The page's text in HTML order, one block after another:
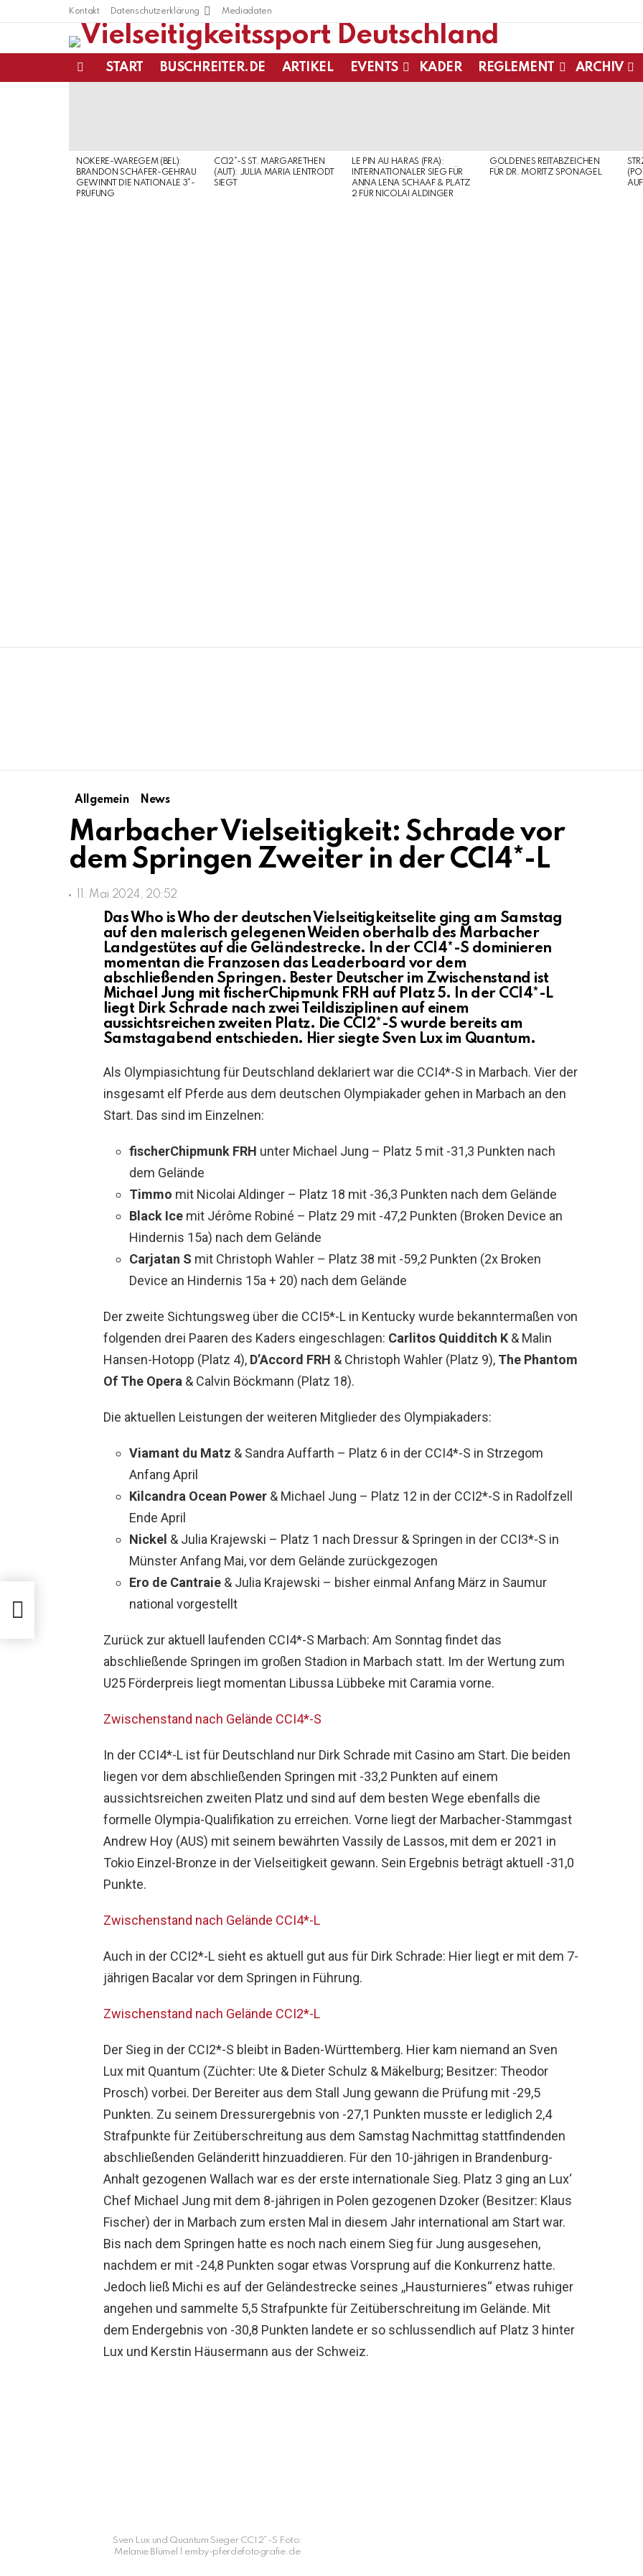
Kontakt Datenschutzerklärung Mediadaten
START BUSCHREITER.DE ARTIKEL EVENTS KADER REGLEMENT ARCHIV
NOKERE-WAREGEM (BEL):
BRANDON SCHÄFER-GEHRAU
GEWINNT DIE NATIONALE 3*-
PRÜFUNG
CCI2*-S ST. MARGARETHEN
(AUT): JULIA MARIA LENTRODT
SIEGT
LE PIN AU HARAS (FRA):
INTERNATIONALER SIEG FÜR
ANNA LENA SCHAAF & PLATZ
2 FÜR NICOLAI ALDINGER
GOLDENES REITABZEICHEN
FÜR DR. MORITZ SPONAGEL
Allgemein News
Marbacher Vielseitigkeit: Schrade vor
dem Springen Zweiter in der CCI4*-L
11. Mai 2024, 20:52
Das Who is Who der deutschen Vielseitigkeitselite ging am Samstag
auf den malerisch gelegenen Weiden oberhalb des Marbacher
Landgestütes auf die Geländestrecke. In der CCI4*-S dominieren
momentan die Franzosen das Leaderboard vor dem
abschließenden Springen. Bester Deutscher im Zwischenstand ist
Michael Jung mit fischerChipmunk FRH auf Platz 5. In der CCI4*-L
liegt Dirk Schrade nach zwei Teildisziplinen auf einem
aussichtsreichen zweiten Platz. Die CCI2*-S wurde bereits am
Samstagabend entschieden. Hier siegte Sven Lux im Quantum.
Als Olympiasichtung für Deutschland deklariert war die CCI4*-S in Marbach. Vier der
insgesamt elf Pferde aus dem deutschen Olympiakader gehen in Marbach an den
Start. Das sind im Einzelnen:
fischerChipmunk FRH unter Michael Jung – Platz 5 mit -31,3 Punkten nach
dem Gelände
Timmo mit Nicolai Aldinger – Platz 18 mit -36,3 Punkten nach dem Gelände
Black Ice mit Jérôme Robiné – Platz 29 mit -47,2 Punkten (Broken Device an
Hindernis 15a) nach dem Gelände
Carjatan S mit Christoph Wahler – Platz 38 mit -59,2 Punkten (2x Broken
Device an Hindernis 15a + 20) nach dem Gelände
Der zweite Sichtungsweg über die CCI5*-L in Kentucky wurde bekanntermaßen von
folgenden drei Paaren des Kaders eingeschlagen: Carlitos Quidditch K & Malin
Hansen-Hotopp (Platz 4), D’Accord FRH & Christoph Wahler (Platz 9), The Phantom
Of The Opera & Calvin Böckmann (Platz 18).
Die aktuellen Leistungen der weiteren Mitglieder des Olympiakaders:
Viamant du Matz & Sandra Auffarth – Platz 6 in der CCI4*-S in Strzegom
Anfang April
Kilcandra Ocean Power & Michael Jung – Platz 12 in der CCI2*-S in Radolfzell
Ende April
Nickel & Julia Krajewski – Platz 1 nach Dressur & Springen in der CCI3*-S in
Münster Anfang Mai, vor dem Gelände zurückgezogen
Ero de Cantraie & Julia Krajewski – bisher einmal Anfang März in Saumur
national vorgestellt
Zurück zur aktuell laufenden CCI4*-S Marbach: Am Sonntag findet das
abschließende Springen im großen Stadion in Marbach statt. Im der Wertung zum
U25 Förderpreis liegt momentan Libussa Lübbeke mit Caramia vorne.
Zwischenstand nach Gelände CCI4*-S
In der CCI4*-L ist für Deutschland nur Dirk Schrade mit Casino am Start. Die beiden
liegen vor dem abschließenden Springen mit -33,2 Punkten auf einem
aussichtsreichen zweiten Platz und sind auf dem besten Wege ebenfalls die
formelle Olympia-Qualifikation zu erreichen. Vorne liegt der Marbacher-Stammgast
Andrew Hoy (AUS) mit seinem bewährten Vassily de Lassos, mit dem er 2021 in
Tokio Einzel-Bronze in der Vielseitigkeit gewann. Sein Ergebnis beträgt aktuell -31,0
Punkte.
Zwischenstand nach Gelände CCI4*-L
Auch in der CCI2*-L sieht es aktuell gut aus für Dirk Schrade: Hier liegt er mit dem 7-
jährigen Bacalar vor dem Springen in Führung.
Zwischenstand nach Gelände CCI2*-L
Der Sieg in der CCI2*-S bleibt in Baden-Württemberg. Hier kam niemand an Sven
Lux mit Quantum (Züchter: Ute & Dieter Schulz & Mäkelburg; Besitzer: Theodor
Prosch) vorbei. Der Bereiter aus dem Stall Jung gewann die Prüfung mit -29,5
Punkten. Zu seinem Dressurergebnis von -27,1 Punkten musste er lediglich 2,4
Strafpunkte für Zeitüberschreitung aus dem Samstag Nachmittag stattfindenden
abschließenden Geländeritt hinzuaddieren. Für den 10-jährigen in Brandenburg-
Anhalt gezogenen Wallach war es der erste internationale Sieg. Platz 3 ging an Lux‘
Chef Michael Jung mit dem 8-jährigen in Polen gezogenen Dzoker (Besitzer: Klaus
Fischer) der in Marbach zum ersten Mal in diesem Jahr international am Start war.
Bis nach dem Springen hatte es noch nach einem Sieg für Jung ausgesehen,
nachdem er mit -24,8 Punkten sogar etwas Vorsprung auf die Konkurrenz hatte.
Jedoch ließ Michi es auf der Geländestrecke seines ,,Hausturnieres“ etwas ruhiger
angehen und sammelte 5,5 Strafpunkte für Zeitüberschreitung im Gelände. Mit
dem Endergebnis von -30,8 Punkten landete er so schlussendlich auf Platz 3 hinter
Lux und Kerstin Häusermann aus der Schweiz.
Sven Lux und Quantum Sieger CCI2*-S Foto:
Melanie Blümel | emby-pferdefotografie.de
in